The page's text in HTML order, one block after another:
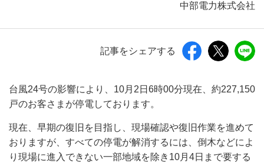
中部電力株式会社
記事をシェアする
台風24号の影響により、10月2日6時00分現在、約227,150
戸のお客さまが停電しております。
現在、早期の復旧を目指し、現場確認や復旧作業を進めて
おりますが、すべての停電が解消するには、倒木などによ
り現場に進入できない一部地域を除き10月4日まで要する